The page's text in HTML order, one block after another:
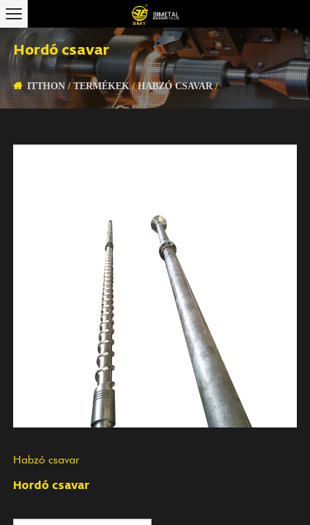
Hordó csavar
ITTHON /TERMÉKEK/HABZÓ CSAVAR/
Habzó csavar
Hordó csavar